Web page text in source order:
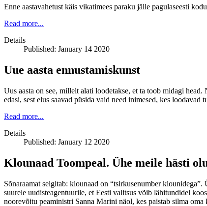
Enne aastavahetust käis vikatimees paraku jälle pagulaseesti
Read more...
Details
Published: January 14 2020
Uue aasta ennustamiskunst
Uus aasta on see, millelt alati loodetakse, et ta toob midagi
edasi, sest elus saavad püsida vaid need inimesed, kes loodavad
Read more...
Details
Published: January 12 2020
Klounaad Toompeal. Ühe meile hästi
Sõnaraamat selgitab: klounaad on “tsirkusenumber
suurele uudisteagentuurile, et Eesti valitsus võib lähitundidel
noorevõitu peaministri Sanna Marini näol, kes paistab silma